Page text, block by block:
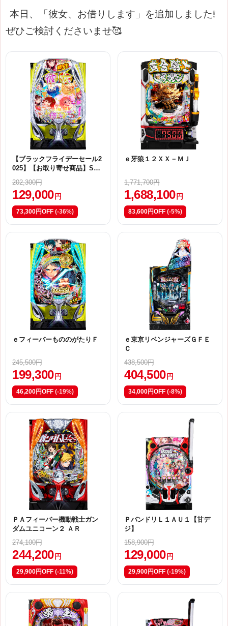
本日、「彼女、お借りします」を追加しました❕
ぜひご検討くださいませ🥰
【ブラックフライデーセール2
025】【お取り寄せ商品】SAN
りします 枠色不問 中古パチン
コ実機 [スマパチ]No.ps1201
202,300円
129,000 円
73,300円OFF (-36%)
ｅ牙狼１２ＸＸ－ＭＪ
1,771,700円
1,688,100 円
83,600円OFF (-5%)
ｅフィーバーもののがたりＦ
245,500円
199,300 円
46,200円OFF (-19%)
ｅ東京リベンジャーズＧＦＥ
Ｃ
438,500円
404,500 円
34,000円OFF (-8%)
ＰＡフィーバー機動戦士ガン
ダムユニコーン２ ＡＲ
274,100円
244,200 円
29,900円OFF (-11%)
ＰバンドリＬ１ＡＵ１【甘デ
ジ】
158,900円
129,000 円
29,900円OFF (-19%)